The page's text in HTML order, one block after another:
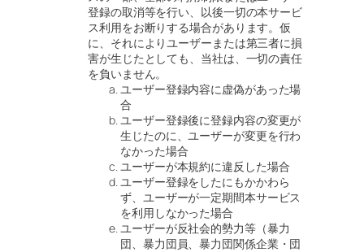
登録の取消等を行い、以後一切の本サービ
ス利用をお断りする場合があります。仮
に、それによりユーザーまたは第三者に損
害が生じたとしても、当社は、一切の責任
を負いません。
ユーザー登録内容に虚偽があった場
合
ユーザー登録後に登録内容の変更が
生じたのに、ユーザーが変更を行わ
なかった場合
ユーザーが本規約に違反した場合
ユーザー登録をしたにもかかわら
ず、ユーザーが一定期間本サービス
を利用しなかった場合
ユーザーが反社会的勢力等（暴力
団、暴力団員、暴力団関係企業・団